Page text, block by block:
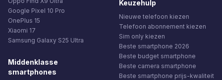
Google Pixel 10 Pro
OnePlus 15
Xiaomi 17
Samsung Galaxy S25 Ultra
Middenklasse
smartphones
Keuzehulp
Nieuwe telefoon kiezen
Telefoon abonnement kiezen
Sim only kiezen
Beste smartphone 2026
Beste budget smartphone
Beste camera smartphone
Beste smartphone prijs-kwaliteit